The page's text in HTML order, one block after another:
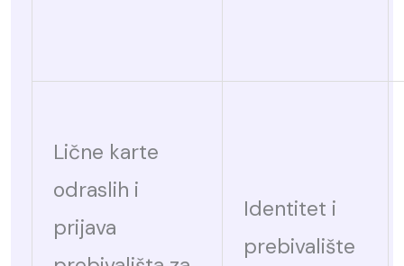
Lične karte
odraslih i
prijava
Identitet i
prebivalište